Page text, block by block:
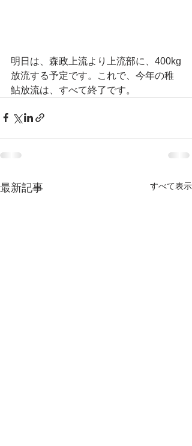
明日は、森政上流より上流部に、400kg
放流する予定です。これで、今年の稚
鮎放流は、すべて終了です。
最新記事 すべて表示